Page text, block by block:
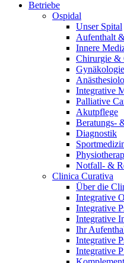
Betriebe
Ospidal
Unser Spital
Aufenthalt
Innere
Chirurgie &
Integrative
Palliative
Akutpflege
Beratungs-
Diagnostik
Notfall- &
Clinica Curativa
Über die
Integrative
Integrative
Integrative
Ihr
Integrative
Integrative